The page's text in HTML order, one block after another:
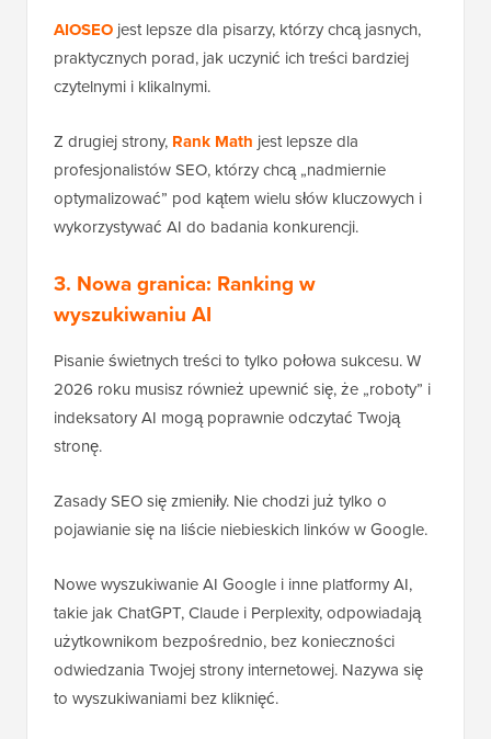
AIOSEO jest lepsze dla pisarzy, którzy chcą jasnych,
praktycznych porad, jak uczynić ich treści bardziej
czytelnymi i klikalnymi.
Z drugiej strony, Rank Math jest lepsze dla
profesjonalistów SEO, którzy chcą „nadmiernie
optymalizować” pod kątem wielu słów kluczowych i
wykorzystywać AI do badania konkurencji.
3. Nowa granica: Ranking w
wyszukiwaniu AI
Pisanie świetnych treści to tylko połowa sukcesu. W
2026 roku musisz również upewnić się, że „roboty” i
indeksatory AI mogą poprawnie odczytać Twoją
stronę.
Zasady SEO się zmieniły. Nie chodzi już tylko o
pojawianie się na liście niebieskich linków w Google.
Nowe wyszukiwanie AI Google i inne platformy AI,
takie jak ChatGPT, Claude i Perplexity, odpowiadają
użytkownikom bezpośrednio, bez konieczności
odwiedzania Twojej strony internetowej. Nazywa się
to wyszukiwaniami bez kliknięć.